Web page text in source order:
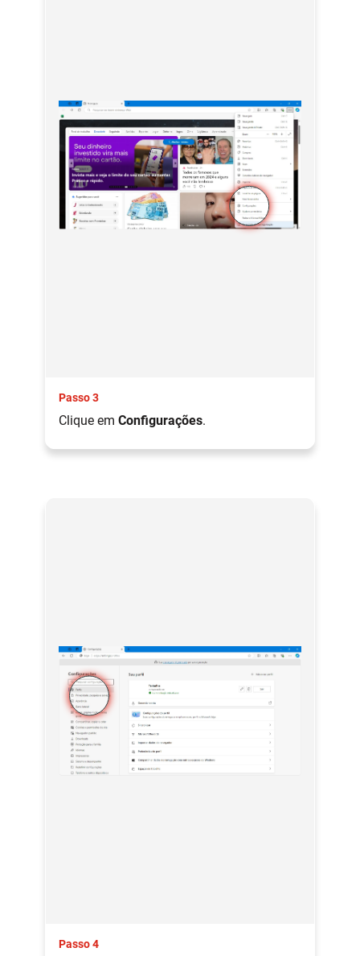
Passo 3
Clique em Configurações.
Passo 4